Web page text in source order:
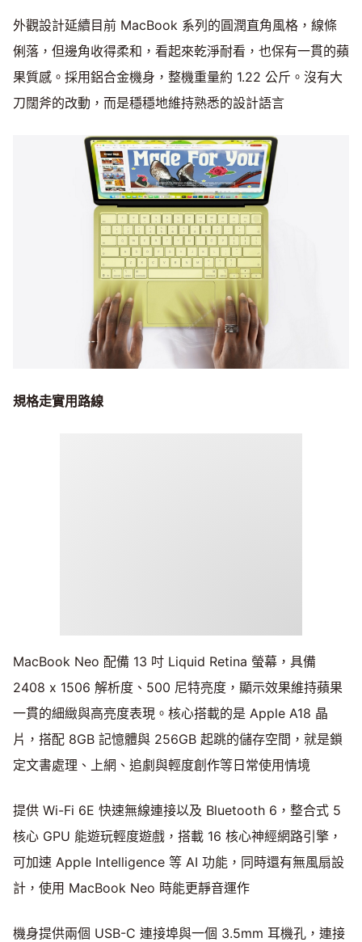
外觀設計延續目前 MacBook 系列的圓潤直角風格，線條
俐落，但邊角收得柔和，看起來乾淨耐看，也保有一貫的蘋
果質感。採用鋁合金機身，整機重量約 1.22 公斤。沒有大
刀闊斧的改動，而是穩穩地維持熟悉的設計語言
規格走實用路線
MacBook Neo 配備 13 吋 Liquid Retina 螢幕，具備
2408 x 1506 解析度、500 尼特亮度，顯示效果維持蘋果
一貫的細緻與高亮度表現。核心搭載的是 Apple A18 晶
片，搭配 8GB 記憶體與 256GB 起跳的儲存空間，就是鎖
定文書處理、上網、追劇與輕度創作等日常使用情境
提供 Wi-Fi 6E 快速無線連接以及 Bluetooth 6，整合式 5
核心 GPU 能遊玩輕度遊戲，搭載 16 核心神經網路引擎，
可加速 Apple Intelligence 等 AI 功能，同時還有無風扇設
計，使用 MacBook Neo 時能更靜音運作
機身提供兩個 USB-C 連接埠與一個 3.5mm 耳機孔，連接